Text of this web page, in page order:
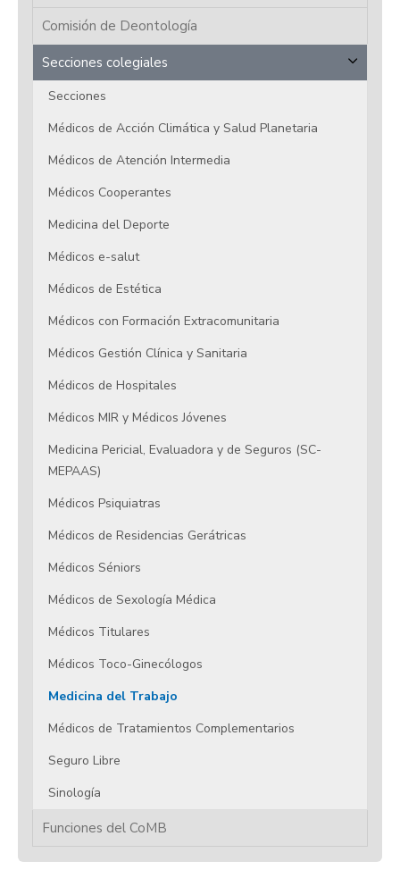
Comisión de Deontología
Secciones colegiales
Secciones
Médicos de Acción Climática y Salud Planetaria
Médicos de Atención Intermedia
Médicos Cooperantes
Medicina del Deporte
Médicos e-salut
Médicos de Estética
Médicos con Formación Extracomunitaria
Médicos Gestión Clínica y Sanitaria
Médicos de Hospitales
Médicos MIR y Médicos Jóvenes
Medicina Pericial, Evaluadora y de Seguros (SC-
MEPAAS)
Médicos Psiquiatras
Médicos de Residencias Gerátricas
Médicos Séniors
Médicos de Sexología Médica
Médicos Titulares
Médicos Toco-Ginecólogos
Medicina del Trabajo
Médicos de Tratamientos Complementarios
Seguro Libre
Sinología
Funciones del CoMB